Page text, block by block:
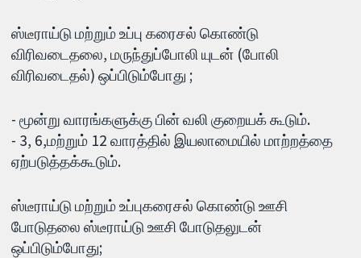
ஸ்டீராய்டு மற்றும் உப்பு கரைசல் கொண்டு
விரிவடைதலை, மருந்துப்போலி யுடன் (போலி
விரிவடைதல்) ஒப்பிடும்போது ;
- மூன்று வாரங்களுக்கு பின் வலி குறையக் கூடும்.
- 3, 6,மற்றும் 12 வாரத்தில் இயலாமையில் மாற்றத்தை
ஏற்படுத்தக்கூடும்.
ஸ்டீராய்டு மற்றும் உப்புகரைசல் கொண்டு ஊசி
போடுதலை ஸ்டீராய்டு ஊசி போடுதலுடன்
ஒப்பிடும்போது;